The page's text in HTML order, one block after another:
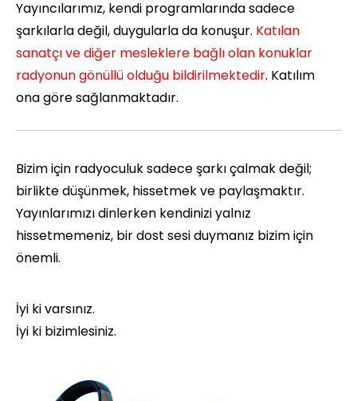
Yayıncılarımız, kendi programlarında sadece
şarkılarla değil, duygularla da konuşur. Katılan
sanatçı ve diğer mesleklere bağlı olan konuklar
radyonun gönüllü olduğu bildirilmektedir. Katılım
ona göre sağlanmaktadır.
Bizim için radyoculuk sadece şarkı çalmak değil;
birlikte düşünmek, hissetmek ve paylaşmaktır.
Yayınlarımızı dinlerken kendinizi yalnız
hissetmemeniz, bir dost sesi duymanız bizim için
önemli.
İyi ki varsınız.
İyi ki bizimlesiniz.